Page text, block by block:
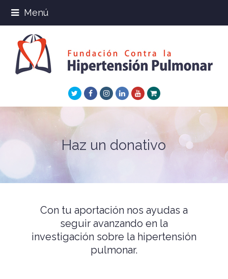
Menú
TwitterFacebookInstagram
LinkedInYoutube
Xing
Haz un donativo
Con tu aportación nos ayudas a
seguir avanzando en la
investigación sobre la hipertensión
pulmonar.